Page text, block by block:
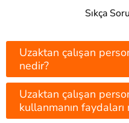
Sıkça
Uzaktan çalışan
nedir?
Uzaktan çalışan
kullanmanın faydaları